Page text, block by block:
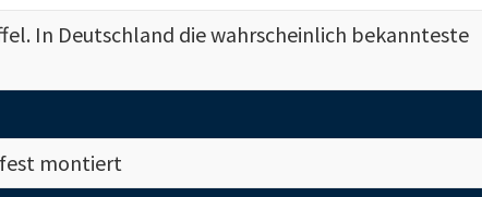
In Deutschland die wahrscheinlich bekannteste
montiert